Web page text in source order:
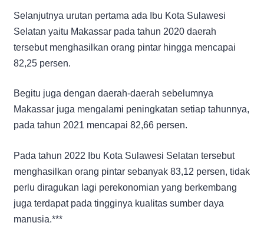
Selanjutnya urutan pertama ada Ibu Kota Sulawesi
Selatan yaitu Makassar pada tahun 2020 daerah
tersebut menghasilkan orang pintar hingga mencapai
82,25 persen.
Begitu juga dengan daerah-daerah sebelumnya
Makassar juga mengalami peningkatan setiap tahunnya,
pada tahun 2021 mencapai 82,66 persen.
Pada tahun 2022 Ibu Kota Sulawesi Selatan tersebut
menghasilkan orang pintar sebanyak 83,12 persen, tidak
perlu diragukan lagi perekonomian yang berkembang
juga terdapat pada tingginya kualitas sumber daya
manusia.***